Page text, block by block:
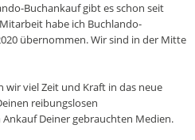
Buchankauf gibt es schon seit
habe ich Buchlando-
übernommen. Wir sind in der Mitte
viel Zeit und Kraft in das neue
reibungslosen
Deiner gebrauchten Medien.